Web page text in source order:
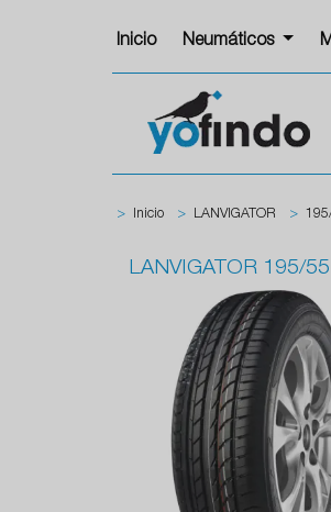
Inicio Neumáticos
> Inicio > LANVIGATOR >
LANVIGATOR 195/